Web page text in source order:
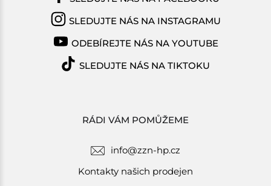
RÁDI VÁM POMŮŽEME
info@zzn-hp.cz
Kontakty našich prodejen
SLEDUJTE NÁS NA INSTAGRAMU
ODEBÍREJTE NÁS NA YOUTUBE
SLEDUJTE NÁS NA TIKTOKU